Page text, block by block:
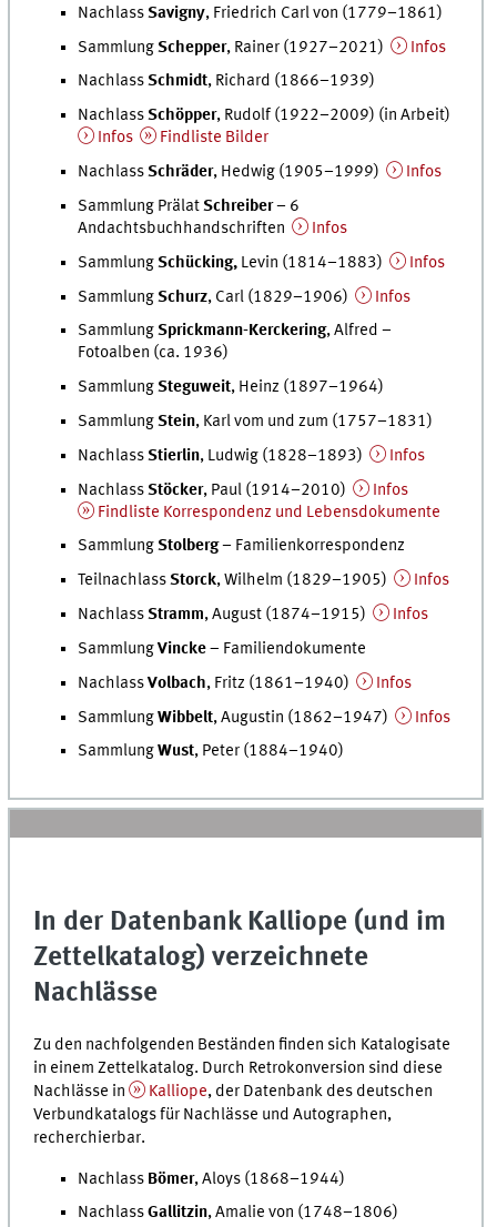
NachlassSavigny, Friedrich Carl von (1779–1861)
SammlungSchepper, Rainer (1927–2021)
Infos
NachlassSchmidt, Richard (1866–1939)
NachlassSchöpper, Rudolf (1922–2009) (in Arbeit)
Infos
Findliste Bilder
NachlassSchräder, Hedwig (1905–1999)
Infos
Sammlung PrälatSchreiber– 6
Andachtsbuchhandschriften
Infos
SammlungSchücking, Levin (1814–1883)
Infos
SammlungSchurz, Carl (1829–1906)
Infos
SammlungSprickmann-Kerckering, Alfred –
Fotoalben (ca. 1936)
SammlungSteguweit, Heinz (1897–1964)
SammlungStein, Karl vom und zum (1757–1831)
NachlassStierlin, Ludwig (1828–1893)
Infos
NachlassStöcker, Paul (1914–2010)
Infos
Findliste Korrespondenz und Lebensdokumente
SammlungStolberg– Familienkorrespondenz
TeilnachlassStorck, Wilhelm (1829–1905)
Infos
NachlassStramm, August (1874–1915)
Infos
SammlungVincke – Familiendokumente
NachlassVolbach, Fritz (1861–1940)
Infos
SammlungWibbelt, Augustin (1862–1947)
Infos
SammlungWust, Peter (1884–1940)
In der Datenbank Kalliope (und im
Zettelkatalog) verzeichnete
Nachlässe
Zu den nachfolgenden Beständen finden sich Katalogisate
in einem Zettelkatalog. Durch Retrokonversion sind diese
Nachlässe in
Kalliope, der Datenbank des deutschen
Verbundkatalogs für Nachlässe und Autographen,
recherchierbar.
Nachlass Bömer, Aloys (1868–1944)
NachlassGallitzin, Amalie von (1748–1806)